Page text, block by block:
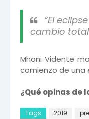
“El
cambio total
Mhoni Vidente
comienzo de una
¿Qué opinas de
Tags 2019